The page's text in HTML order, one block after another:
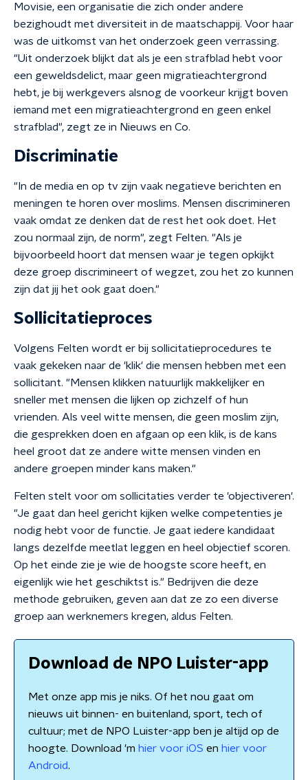
Movisie, een organisatie die zich onder andere
bezighoudt met diversiteit in de maatschappij. Voor haar
was de uitkomst van het onderzoek geen verrassing.
"Uit onderzoek blijkt dat als je een strafblad hebt voor
een geweldsdelict, maar geen migratieachtergrond
hebt, je bij werkgevers alsnog de voorkeur krijgt boven
iemand met een migratieachtergrond en geen enkel
strafblad", zegt ze in Nieuws en Co.
Discriminatie
"In de media en op tv zijn vaak negatieve berichten en
meningen te horen over moslims. Mensen discrimineren
vaak omdat ze denken dat de rest het ook doet. Het
zou normaal zijn, de norm", zegt Felten. "Als je
bijvoorbeeld hoort dat mensen waar je tegen opkijkt
deze groep discrimineert of wegzet, zou het zo kunnen
zijn dat jij het ook gaat doen."
Sollicitatieproces
Volgens Felten wordt er bij sollicitatieprocedures te
vaak gekeken naar de 'klik' die mensen hebben met een
sollicitant. "Mensen klikken natuurlijk makkelijker en
sneller met mensen die lijken op zichzelf of hun
vrienden. Als veel witte mensen, die geen moslim zijn,
die gesprekken doen en afgaan op een klik, is de kans
heel groot dat ze andere witte mensen vinden en
andere groepen minder kans maken."
Felten stelt voor om sollicitaties verder te 'objectiveren'.
"Je gaat dan heel gericht kijken welke competenties je
nodig hebt voor de functie. Je gaat iedere kandidaat
langs dezelfde meetlat leggen en heel objectief scoren.
Op het einde zie je wie de hoogste score heeft, en
eigenlijk wie het geschiktst is." Bedrijven die deze
methode gebruiken, geven aan dat ze zo een diverse
groep aan werknemers kregen, aldus Felten.
Download de NPO Luister-app
Met onze app mis je niks. Of het nou gaat om
nieuws uit binnen- en buitenland, sport, tech of
cultuur; met de NPO Luister-app ben je altijd op de
hoogte. Download 'm hier voor iOS en hier voor
Android.